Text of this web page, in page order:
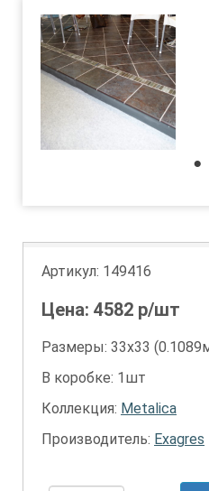
Артикул: 149416
Цена: 4582 р/шт
Размеры: 33х33
В коробке: 1шт
Коллекция: Metalica
Производитель: Exagres